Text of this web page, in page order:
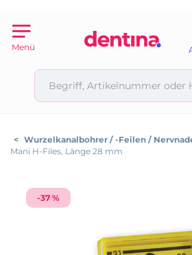
Menü
< Wurzelkanalbohrer / -Feilen /
Mani H-Files, Länge 28 mm
-37 %